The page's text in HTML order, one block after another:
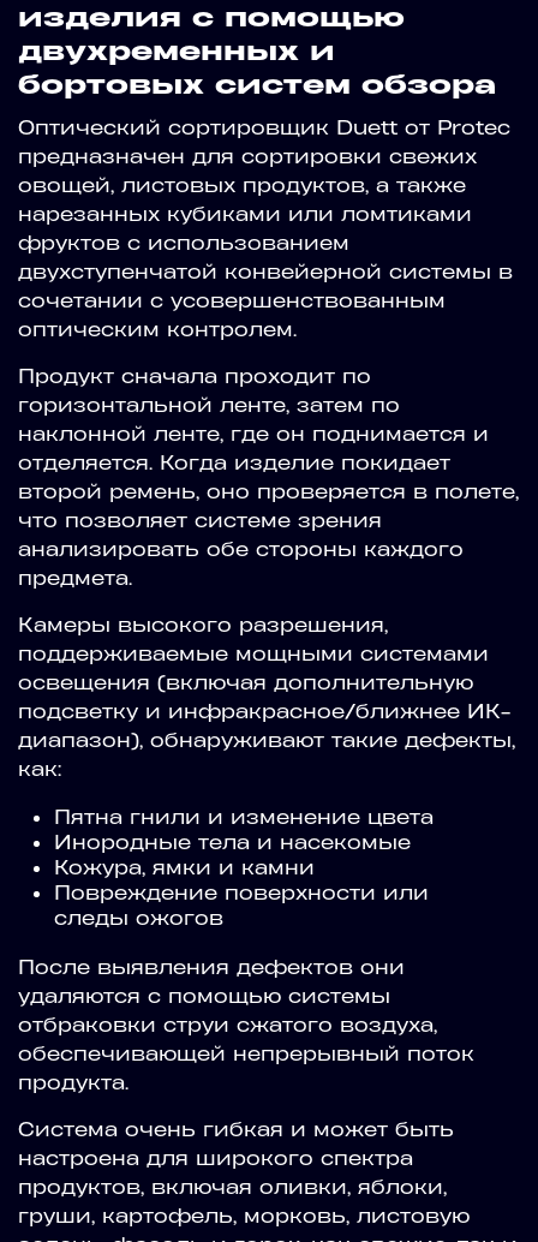
изделия с помощью
двухременных и
бортовых систем обзора
Оптический сортировщик Duett от Protec
предназначен для сортировки свежих
овощей, листовых продуктов, а также
нарезанных кубиками или ломтиками
фруктов с использованием
двухступенчатой конвейерной системы в
сочетании с усовершенствованным
оптическим контролем.
Продукт сначала проходит по
горизонтальной ленте, затем по
наклонной ленте, где он поднимается и
отделяется. Когда изделие покидает
второй ремень, оно проверяется в полете,
что позволяет системе зрения
анализировать обе стороны каждого
предмета.
Камеры высокого разрешения,
поддерживаемые мощными системами
освещения (включая дополнительную
подсветку и инфракрасное/ближнее ИК-
диапазон), обнаруживают такие дефекты,
как:
Пятна гнили и изменение цвета
Инородные тела и насекомые
Кожура, ямки и камни
Повреждение поверхности или
следы ожогов
После выявления дефектов они
удаляются с помощью системы
отбраковки струи сжатого воздуха,
обеспечивающей непрерывный поток
продукта.
Система очень гибкая и может быть
настроена для широкого спектра
продуктов, включая оливки, яблоки,
груши, картофель, морковь, листовую